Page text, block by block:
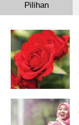
Pilihan